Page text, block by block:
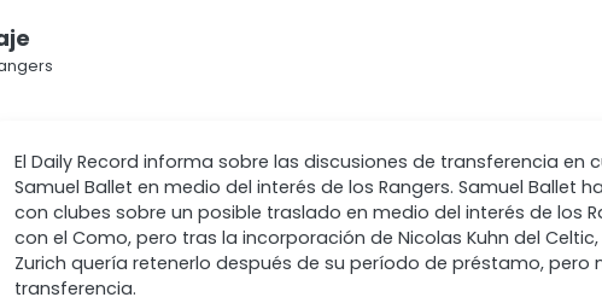
El Daily Record informa sobre las discusiones de transferencia en
Samuel Ballet en medio del interés de los Rangers. Samuel Ballet
con clubes sobre un posible traslado en medio del interés de los
con el Como, pero tras la incorporación de Nicolas Kuhn del Celtic,
Zurich quería retenerlo después de su período de préstamo,
transferencia.